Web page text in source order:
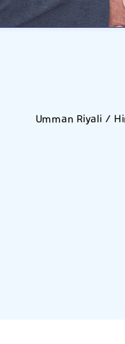
Umman Riyali /